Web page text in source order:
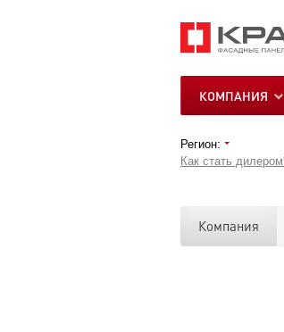
КОМПАНИЯ
Регион:
Как стать
Компания